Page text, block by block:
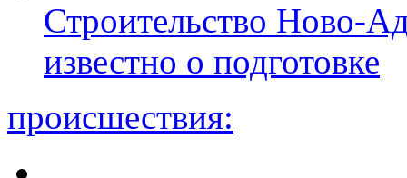
Строительство Ново-
известно о подготовке
происшествия: